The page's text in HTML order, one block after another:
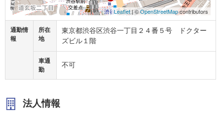
Leaflet| ©OpenStreetMapcontributors
通勤情
報
所在
地
東京都渋谷区渋谷一丁目２４番５号 ドクター
ズビル１階
車通
勤
不可
法人情報